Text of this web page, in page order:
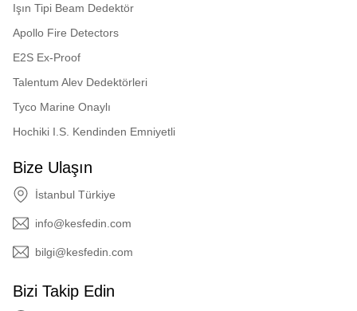
Işın Tipi Beam Dedektör
Apollo Fire Detectors
E2S Ex-Proof
Talentum Alev Dedektörleri
Tyco Marine Onaylı
Hochiki I.S. Kendinden Emniyetli
Bize Ulaşın
İstanbul Türkiye
info@kesfedin.com
bilgi@kesfedin.com
Bizi Takip Edin